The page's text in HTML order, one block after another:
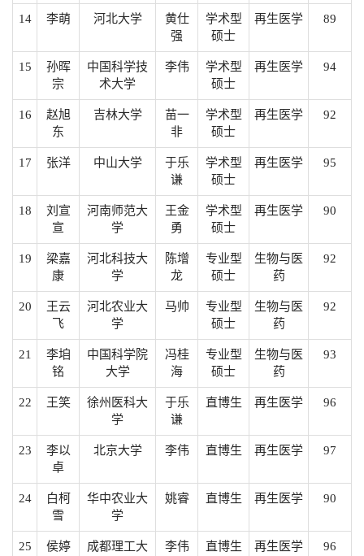
14 李萌 河北大学
黄仕
强
学术型
硕士
再生医学 89
15
孙晖
宗
中国科学技
术大学
李伟
学术型
硕士
再生医学 94
16
赵旭
东
吉林大学
苗一
非
学术型
硕士
再生医学 92
17 张洋 中山大学
于乐
谦
学术型
硕士
再生医学 95
18
刘宣
宣
河南师范大
学
王金
勇
学术型
硕士
再生医学 90
19
梁嘉
康
河北科技大
学
陈增
龙
专业型
硕士
生物与医
药
92
20
王云
飞
河北农业大
学
马帅
专业型
硕士
生物与医
药
92
21
李垍
铭
中国科学院
大学
冯桂
海
专业型
硕士
生物与医
药
93
22 王笑
徐州医科大
学
于乐
谦
直博生 再生医学 96
23
李以
卓
北京大学 李伟 直博生 再生医学 97
24
白柯
雪
华中农业大
学
姚睿 直博生 再生医学 90
25 侯婷
成都理工大
李伟 直博生 再生医学 96